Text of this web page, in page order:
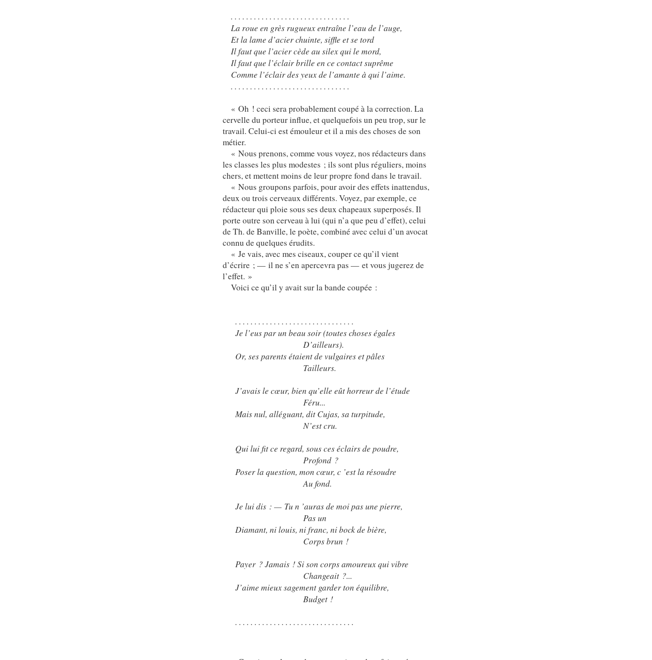
. . . . . . . . . . . . . . . . . . . . . . . . . . . . . . .
La roue en grès rugueux entraîne l’eau de l’auge,
Et la lame d’acier chuinte, siffle et se tord
Il faut que l’acier cède au silex qui le mord,
Il faut que l’éclair brille en ce contact suprême
Comme l’éclair des yeux de l’amante à qui l’aime.
. . . . . . . . . . . . . . . . . . . . . . . . . . . . . . .
« Oh ! ceci sera probablement coupé à la correction. La
cervelle du porteur influe, et quelquefois un peu trop, sur le
travail. Celui-ci est émouleur et il a mis des choses de son
métier.
« Nous prenons, comme vous voyez, nos rédacteurs dans
les classes les plus modestes ; ils sont plus réguliers, moins
chers, et mettent moins de leur propre fond dans le travail.
« Nous groupons parfois, pour avoir des effets inattendus,
deux ou trois cerveaux différents. Voyez, par exemple, ce
rédacteur qui ploie sous ses deux chapeaux superposés. Il
porte outre son cerveau à lui (qui n’a que peu d’effet), celui
de Th. de Banville, le poète, combiné avec celui d’un avocat
connu de quelques érudits.
« Je vais, avec mes ciseaux, couper ce qu’il vient
d’écrire ; — il ne s’en apercevra pas — et vous jugerez de
l’effet. »
Voici ce qu’il y avait sur la bande coupée :
. . . . . . . . . . . . . . . . . . . . . . . . . . . . . . .
Je l’eus par un beau soir (toutes choses égales
D’ailleurs).
Or, ses parents étaient de vulgaires et pâles
Tailleurs.
J’avais le cœur, bien qu’elle eût horreur de l’étude
Féru...
Mais nul, alléguant, dit Cujas, sa turpitude,
N’est cru.
Qui lui fit ce regard, sous ces éclairs de poudre,
Profond ?
Poser la question, mon cœur, c ’est la résoudre
Au fond.
Je lui dis : — Tu n ’auras de moi pas une pierre,
Pas un
Diamant, ni louis, ni franc, ni bock de bière,
Corps brun !
Payer ? Jamais ! Si son corps amoureux qui vibre
Changeait ?...
J’aime mieux sagement garder ton équilibre,
Budget !
. . . . . . . . . . . . . . . . . . . . . . . . . . . . . . .